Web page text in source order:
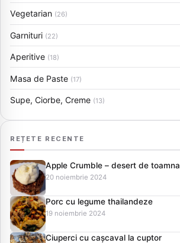
Vegetarian (26)
Garnituri (22)
Aperitive (18)
Masa de Paste (17)
Supe, Ciorbe, Creme (13)
REȚETE RECENTE
Apple Crumble – desert de toamna
20 noiembrie 2024
Porc cu legume thailandeze
19 noiembrie 2024
Ciuperci cu cașcaval la cuptor